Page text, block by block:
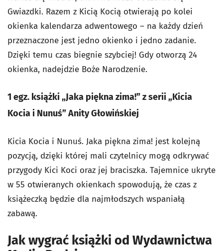
Gwiazdki. Razem z Kicią Kocią otwierają po kolei
okienka kalendarza adwentowego – na każdy dzień
przeznaczone jest jedno okienko i jedno zadanie.
Dzięki temu czas biegnie szybciej! Gdy otworzą 24
okienka, nadejdzie Boże Narodzenie.
1 egz. książki „Jaka piękna zima!” z serii „Kicia
Kocia i Nunuś” Anity Głowińskiej
Kicia Kocia i Nunuś. Jaka piękna zima! jest kolejną
pozycją, dzięki której mali czytelnicy mogą odkrywać
przygody Kici Koci oraz jej braciszka. Tajemnice ukryte
w 55 otwieranych okienkach spowodują, że czas z
książeczką będzie dla najmłodszych wspaniałą
zabawą.
Jak wygrać książki od Wydawnictwa